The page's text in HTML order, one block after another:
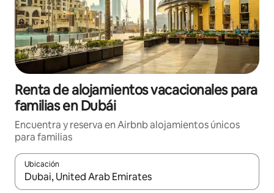
Renta de alojamientos vacacionales para
familias en Dubái
Encuentra y reserva en Airbnb alojamientos únicos
para familias
Ubicación
Cuando los resultados estén disponibles, podrás navegar